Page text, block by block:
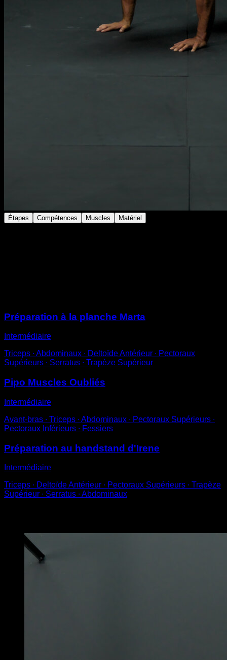
Étapes Compétences Muscles Matériel
Préparation à la planche Marta
Intermédiaire
Triceps ∙ Abdominaux ∙ Deltoïde Antérieur ∙ Pectoraux
Supérieurs ∙ Serratus ∙ Trapèze Supérieur
Pipo Muscles Oubliés
Intermédiaire
Avant-bras ∙ Triceps ∙ Abdominaux ∙ Pectoraux Supérieurs ∙
Pectoraux Inférieurs ∙ Fessiers
Préparation au handstand d'Irene
Intermédiaire
Triceps ∙ Deltoïde Antérieur ∙ Pectoraux Supérieurs ∙ Trapèze
Supérieur ∙ Serratus ∙ Abdominaux